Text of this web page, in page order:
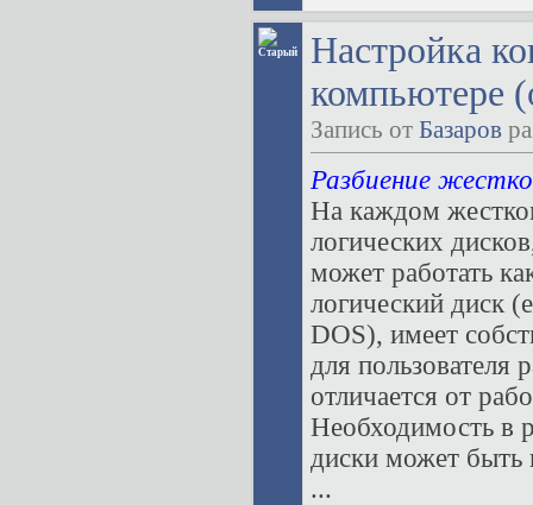
Настройка
компьютере
Запись от Базаров
Разбиение
На каждом
логических
может работать
логический диск
DOS), имеет
для пользователя
отличается от
Необходимость в
диски может
...